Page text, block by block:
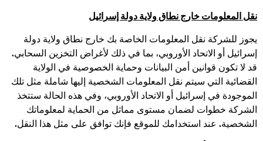
نقل المعلومات خارج نطاق ولاية دولة إسرائيل
يجوز للشركة نقل المعلومات الخاصة بك خارج نطاق ولاية دولة
إسرائيل أو الاتحاد الأوروبي، بما في ذلك لأغراض التخزين السحابي.
قد لا تكون قوانين أمن البيانات وحماية الخصوصية في الولاية
القضائية التي سيتم نقل المعلومات الشخصية إليها شاملة مثل تلك
الموجودة في إسرائيل أو الاتحاد الأوروبي، وفي هذه الحالة ستتخذ
الشركة خطوات لضمان مستوى مماثل من الحماية لمعلوماتك
الشخصية. عند استخدامك للموقع فإنك توافق على مثل هذا النقل.